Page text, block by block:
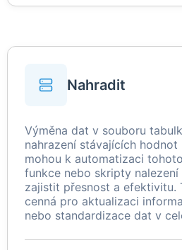
Nahradit
Výměna dat v souboru
nahrazení stávajících
mohou k automatizaci
funkce nebo skripty nalezení
zajistit přesnost a efektivitu.
cenná pro aktualizaci
nebo standardizace dat v